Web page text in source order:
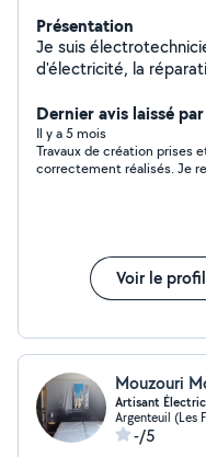
Présentation
Je suis
d'électricité, la
Dernier avis laissé
Il y a 5 mois
Travaux de création prises
correctement réalisés. Je
Voir le profil
Mouzouri
Artisant
Argenteuil (Les
-/5